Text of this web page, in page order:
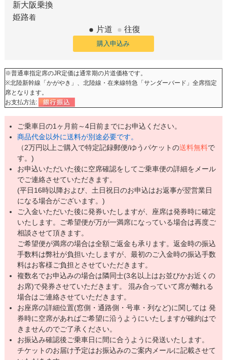
新大阪乗換
姫路着
片道 往復
購入申込み
※普通車指定席のJR定価は通常期の片道価格です。
※北陸新幹線「かがやき」、北陸線・在来線特急「サンダーバード」全席指定
席となります。
お支払方法:
ご乗車日の1ヶ月前～4日前までにお申込ください。
商品代金以外に送料が別途必要です。
（2万円以上ご購入で特定記録郵便/ゆうパケットの送料無料で
す。)
お申込いただいた後に空席確認をしてご乗車便の詳細をメール
でご連絡させていただきます。
(平日16時以降および、土日祝日のお申込はお返事が翌営業日
になる場合がございます。)
ご入金いただいた後に発券いたしますが、座席は発券時に確定
いたします。ご希望便が万が一満席になっている場合は再度ご
相談させて頂きます。
ご希望便が満席の場合は全額ご返金も承ります。返金時の振込
手数料は弊社が負担いたしますが、最初のご入金時の振込手数
料はお客様ご負担とさせていただきます。
複数名でお申込みの場合は隣同士(3名以上はお並びかお近くの
お席)で発券させていただきます。 混み合っていて席が離れる
場合はご連絡させていただきます。
お座席の詳細位置(窓側・通路側・号車・列など)に関しては 発
券時に空席があればご希望に沿うようにいたしますが確約はで
きませんのでご了承ください。
お振込み確認後ご乗車日に間に合うように発送いたします。
チケットのお届け予定はお振込みのご案内メールに記載させて